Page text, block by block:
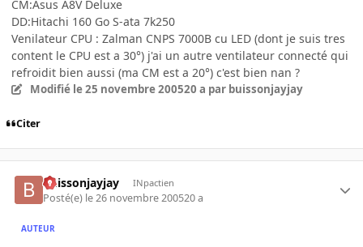
CM:Asus A8V Deluxe
DD:Hitachi 160 Go S-ata 7k250
Venilateur CPU : Zalman CNPS 7000B cu LED (dont je suis tres
content le CPU est a 30°) j'ai un autre ventilateur connecté qui
refroidit bien aussi (ma CM est a 20°) c'est bien nan ?
Modifié le 25 novembre 200520 a par buissonjayjay
Citer
buissonjayjay INpactien
Posté(e) le 26 novembre 200520 a
AUTEUR